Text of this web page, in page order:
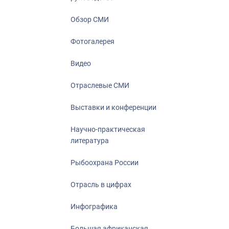
Большая
Укрепление
События в
Обзор СМИ
Фотогалерея
Видео
Отраслевые СМИ
Выставки и конференции
Научно-практическая
литература
Рыбоохрана России
Отрасль в цифрах
Инфографика